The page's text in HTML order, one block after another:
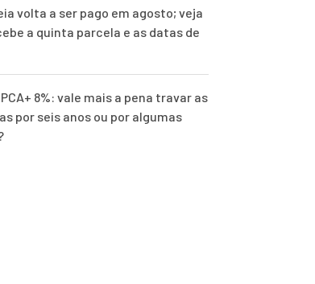
volta a ser pago em agosto; veja
a quinta parcela e as datas de
8%: vale mais a pena travar as
por seis anos ou por algumas